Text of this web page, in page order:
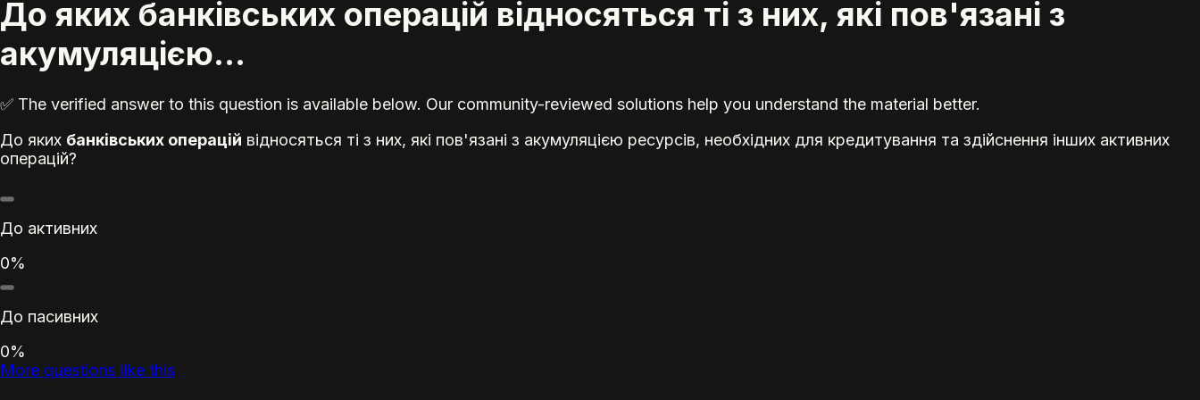
До яких банківських операцій відносяться ті з них, які пов'язані з
акумуляцією...
✅ The verified answer to this question is available below. Our community-reviewed solutions help you understand the material better.
До яких банківських операцій відносяться ті з них, які пов'язані з акумуляцією ресурсів, необхідних для кредитування та здійснення інших активних
операцій?
До активних
0%
До пасивних
0%
More questions like this